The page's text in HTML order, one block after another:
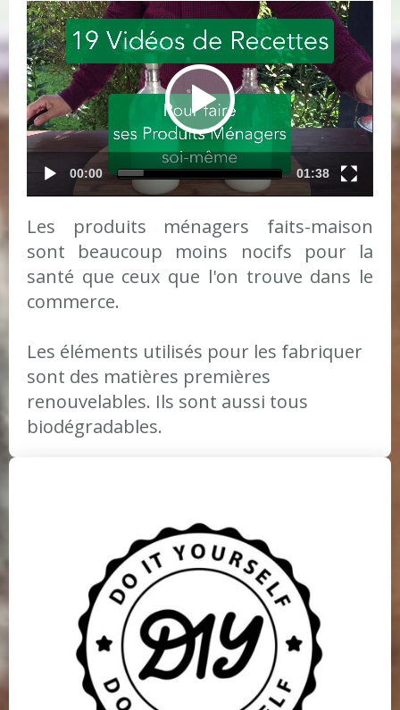
Video
Player
00:00 01:38
Les produits ménagers faits-maison
sont beaucoup moins nocifs pour la
santé que ceux que l'on trouve dans le
commerce.
Les éléments utilisés pour les fabriquer
sont des matières premières
renouvelables. Ils sont aussi tous
biodégradables.